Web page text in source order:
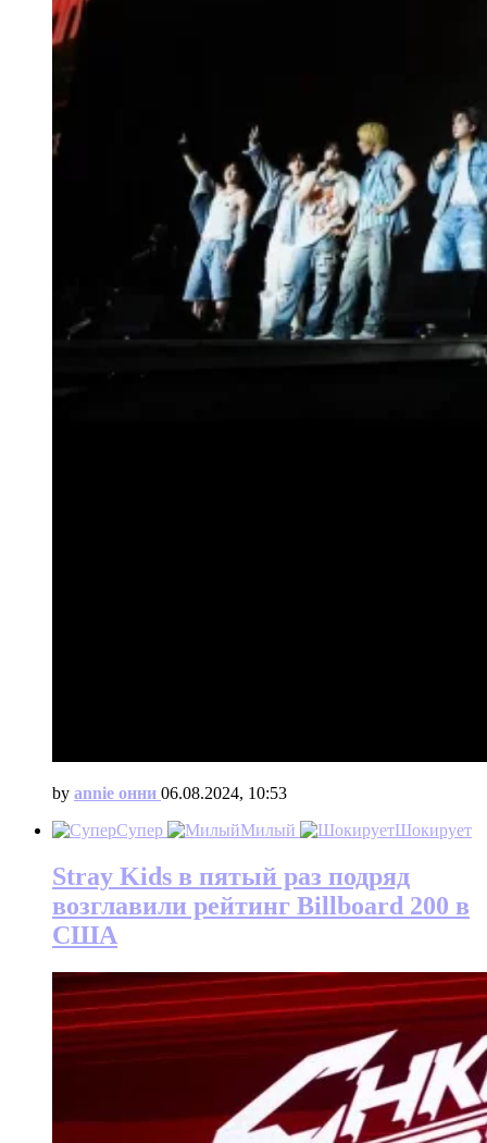
by annie онни 06.08.2024, 10:53
Супер
Милый Шокирует
Stray Kids в пятый раз подряд
возглавили рейтинг Billboard 200 в
США